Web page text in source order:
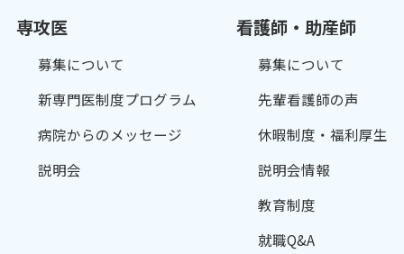
専攻医
募集について
新専門医制度プログラム
病院からのメッセージ
説明会
看護師・助産師
募集について
先輩看護師の声
休暇制度・福利厚生
説明会情報
教育制度
就職Q&A